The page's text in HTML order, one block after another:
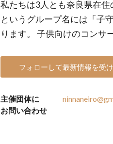
私たちは3人とも奈良県在
というグループ名には「子
ります。 子供向けのコン
フォローして最新情報を受
主催団体に
お問い合わせ